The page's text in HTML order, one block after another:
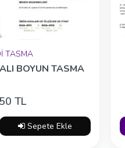
TASMA
BOYUN TASMA
TL
Sepete Ekle